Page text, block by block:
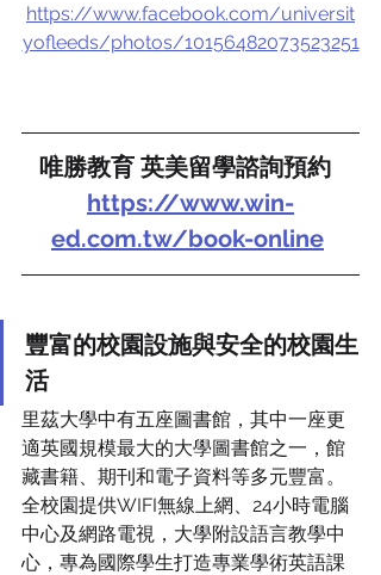
https://www.facebook.com/universit
yofleeds/photos/10156482073523251
唯勝教育 英美留學諮詢預約
https://www.win-
ed.com.tw/book-online
豐富的校園設施與安全的校園生
活
里茲大學中有五座圖書館，其中一座更
適英國規模最大的大學圖書館之一，館
藏書籍、期刊和電子資料等多元豐富。
全校園提供WIFI無線上網、24小時電腦
中心及網路電視，大學附設語言教學中
心，專為國際學生打造專業學術英語課